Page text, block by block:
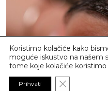
Koristimo kolačiće kako
moguće iskustvo na našem
tome koje kolačiće koristimo
Prihvati Close GDPR